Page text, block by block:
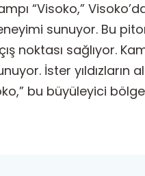
“Visoko,”
sunuyor. Bu
noktası sağlıyor.
İster
bu büyüleyici